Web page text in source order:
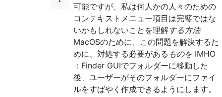
可能ですが、私は何人かの人々のための
コンテキストメニュー項目は完璧ではな
いかもしれないことを理解する方法
MacOSのために、この問題を解決するた
めに、対処する必要がある ものを IMHO
：Finder GUIでフォルダーに移動した
後、ユーザーがそのフォルダーにファイ
ルをすばやく作成できるようにします。